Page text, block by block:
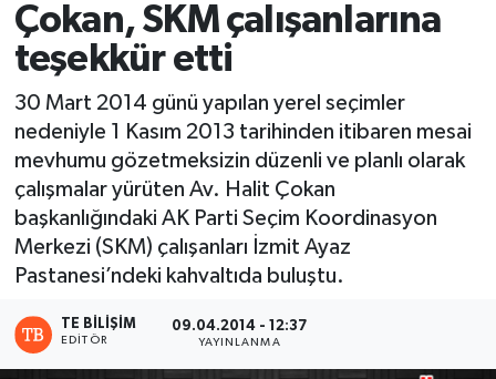
Çokan, SKM çalışanlarına
teşekkür etti
30 Mart 2014 günü yapılan yerel seçimler
nedeniyle 1 Kasım 2013 tarihinden itibaren mesai
mevhumu gözetmeksizin düzenli ve planlı olarak
çalışmalar yürüten Av. Halit Çokan
başkanlığındaki AK Parti Seçim Koordinasyon
Merkezi (SKM) çalışanları İzmit Ayaz
Pastanesi’ndeki kahvaltıda buluştu.
TE BILIŞIM
EDITÖR
09.04.2014 - 12:37
YAYINLANMA